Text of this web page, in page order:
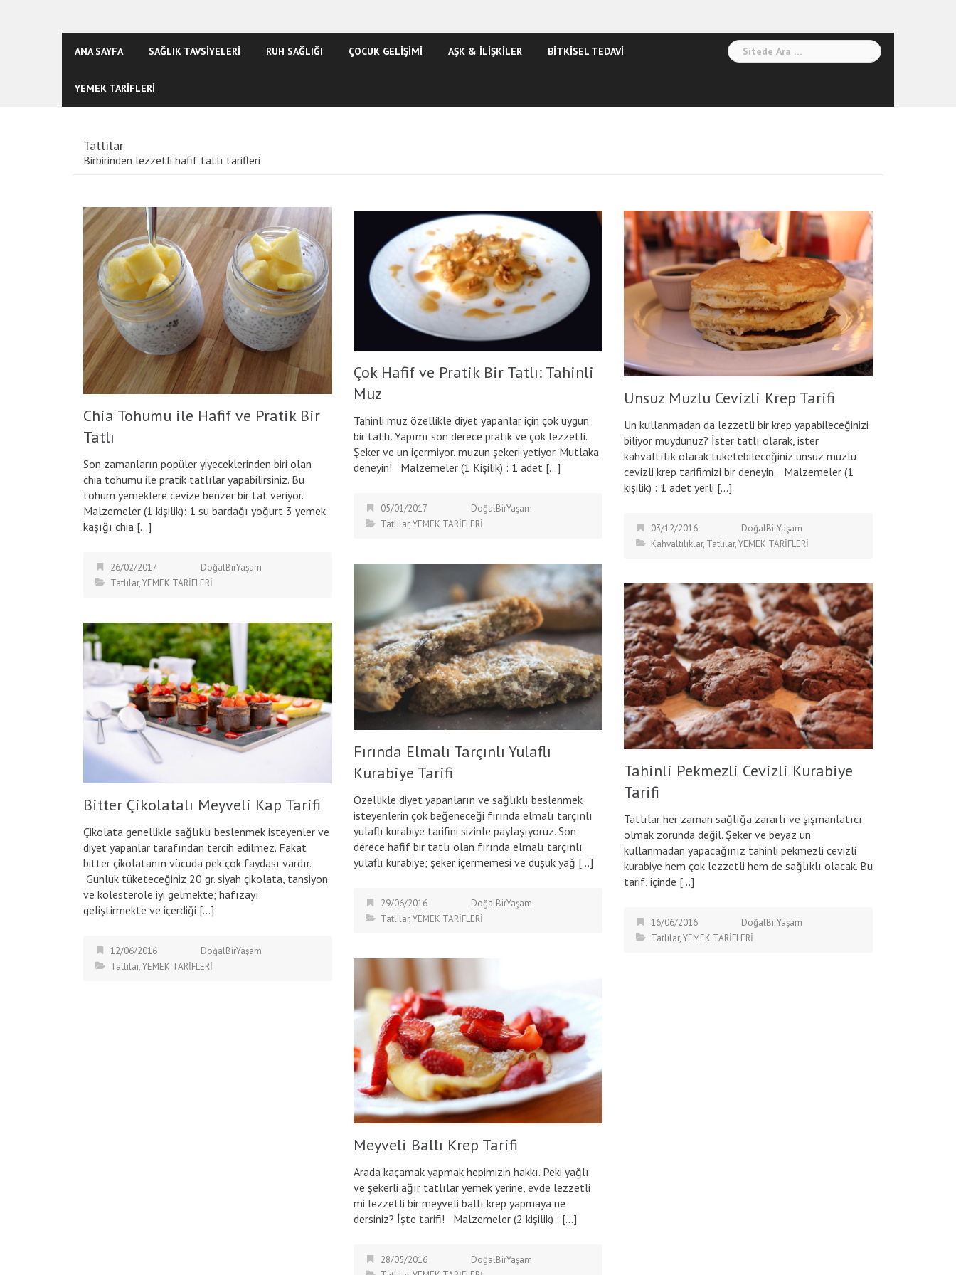
ANA SAYFA SAĞLIK TAVSİYELERİ RUH SAĞLIĞI ÇOCUK GELİŞİMİ AŞK & İLİŞKİLER BİTKİSEL TEDAVİ
YEMEK TARİFLERİ
Arama:
Tatlılar
Birbirinden lezzetli hafif tatlı tarifleri
Chia Tohumu ile Hafif ve Pratik Bir
Tatlı
Son zamanların popüler yiyeceklerinden biri olan
chia tohumu ile pratik tatlılar yapabilirsiniz. Bu
tohum yemeklere cevize benzer bir tat veriyor.
Malzemeler (1 kişilik): 1 su bardağı yoğurt 3 yemek
kaşığı chia […]
26/02/2017
DoğalBirYaşam
Tatlılar,YEMEK TARİFLERİ
Çok Hafif ve Pratik Bir Tatlı: Tahinli
Muz
Tahinli muz özellikle diyet yapanlar için çok uygun
bir tatlı. Yapımı son derece pratik ve çok lezzetli.
Şeker ve un içermiyor, muzun şekeri yetiyor. Mutlaka
deneyin! Malzemeler (1 Kişilik) : 1 adet […]
05/01/2017
DoğalBirYaşam
Tatlılar,YEMEK TARİFLERİ
Unsuz Muzlu Cevizli Krep Tarifi
Un kullanmadan da lezzetli bir krep yapabileceğinizi
biliyor muydunuz? İster tatlı olarak, ister
kahvaltılık olarak tüketebileceğiniz unsuz muzlu
cevizli krep tarifimizi bir deneyin. Malzemeler (1
kişilik) : 1 adet yerli […]
03/12/2016
DoğalBirYaşam
Kahvaltılıklar, Tatlılar,YEMEK TARİFLERİ
Fırında Elmalı Tarçınlı Yulaflı
Kurabiye Tarifi
Özellikle diyet yapanların ve sağlıklı beslenmek
isteyenlerin çok beğeneceği fırında elmalı tarçınlı
yulaflı kurabiye tarifini sizinle paylaşıyoruz. Son
derece hafif bir tatlı olan fırında elmalı tarçınlı
yulaflı kurabiye; şeker içermemesi ve düşük yağ […]
29/06/2016
DoğalBirYaşam
Tatlılar,YEMEK TARİFLERİ
Tahinli Pekmezli Cevizli Kurabiye
Tarifi
Tatlılar her zaman sağlığa zararlı ve şişmanlatıcı
olmak zorunda değil. Şeker ve beyaz un
kullanmadan yapacağınız tahinli pekmezli cevizli
kurabiye hem çok lezzetli hem de sağlıklı olacak. Bu
tarif, içinde […]
16/06/2016
DoğalBirYaşam
Tatlılar,YEMEK TARİFLERİ
Bitter Çikolatalı Meyveli Kap Tarifi
Çikolata genellikle sağlıklı beslenmek isteyenler ve
diyet yapanlar tarafından tercih edilmez. Fakat
bitter çikolatanın vücuda pek çok faydası vardır.
Günlük tüketeceğiniz 20 gr. siyah çikolata, tansiyon
ve kolesterole iyi gelmekte; hafızayı
geliştirmekte ve içerdiği […]
12/06/2016
DoğalBirYaşam
Tatlılar,YEMEK TARİFLERİ
Meyveli Ballı Krep Tarifi
Arada kaçamak yapmak hepimizin hakkı. Peki yağlı
ve şekerli ağır tatlılar yemek yerine, evde lezzetli
mi lezzetli bir meyveli ballı krep yapmaya ne
dersiniz? İşte tarifi! Malzemeler (2 kişilik) : […]
28/05/2016
DoğalBirYaşam